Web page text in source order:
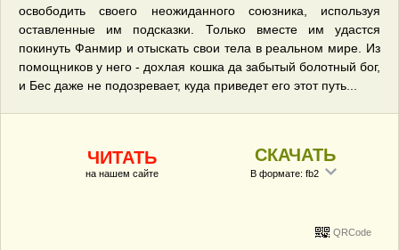
освободить своего неожиданного союзника, используя
оставленные им подсказки. Только вместе им удастся
покинуть Фанмир и отыскать свои тела в реальном мире. Из
помощников у него - дохлая кошка да забытый болотный бог,
и Бес даже не подозревает, куда приведет его этот путь...
ЧИТАТЬ
на нашем сайте
СКАЧАТЬ
В формате: fb2
QRCode